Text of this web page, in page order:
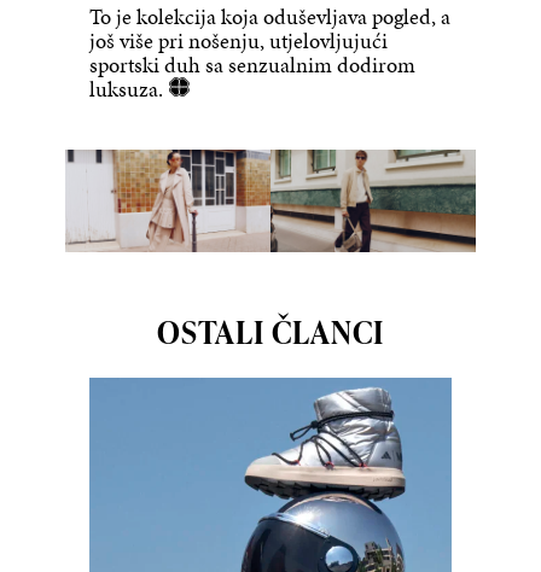
To je kolekcija koja oduševljava pogled, a
još više pri nošenju, utjelovljujući
sportski duh sa senzualnim dodirom
luksuza.
OSTALI ČLANCI